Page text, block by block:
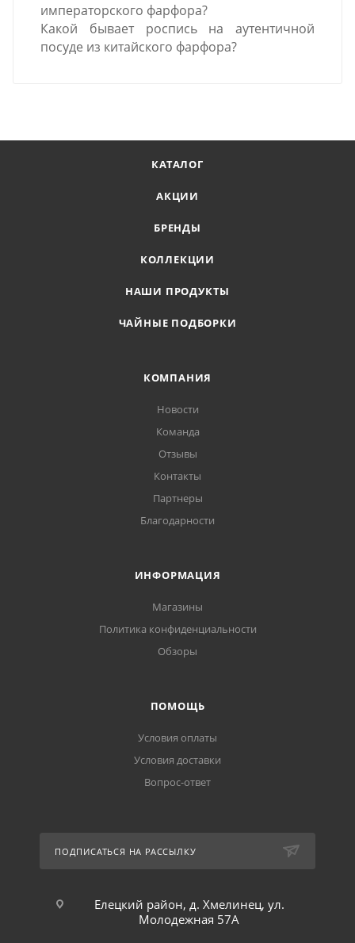
императорского фарфора?
Какой бывает роспись на аутентичной
посуде из китайского фарфора?
КАТАЛОГ
АКЦИИ
БРЕНДЫ
КОЛЛЕКЦИИ
НАШИ ПРОДУКТЫ
ЧАЙНЫЕ ПОДБОРКИ
КОМПАНИЯ
Новости
Команда
Отзывы
Контакты
Партнеры
Благодарности
ИНФОРМАЦИЯ
Магазины
Политика конфиденциальности
Обзоры
ПОМОЩЬ
Условия оплаты
Условия доставки
Вопрос-ответ
ПОДПИСАТЬСЯ НА РАССЫЛКУ
Елецкий район, д. Хмелинец, ул.
Молодежная 57А